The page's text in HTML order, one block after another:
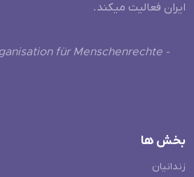
ایران فعالیت میکند.
für Menschenrechte -
بخش ها
زندانیان